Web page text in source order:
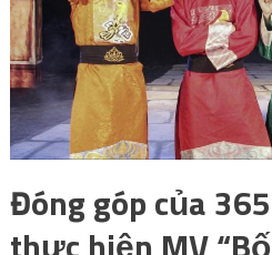
Đóng góp của